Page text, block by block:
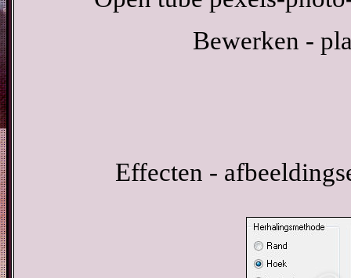
Bewerken -
Effecten -